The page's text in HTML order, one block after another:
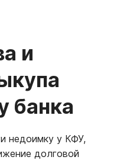
и
банка
недоимку у КФУ,
долговой